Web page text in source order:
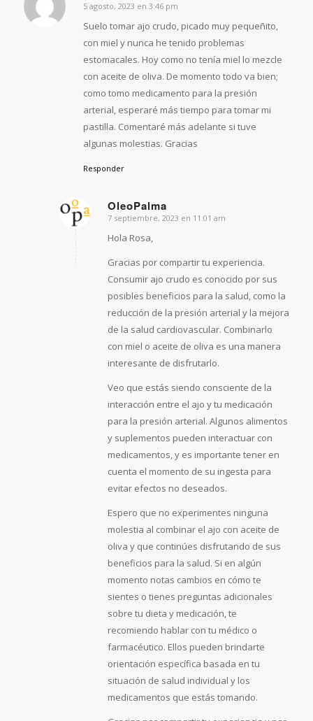
Dice:
5 agosto, 2023 en 3:46 pm
Suelo tomar ajo crudo, picado muy pequeñito,
con miel y nunca he tenido problemas
estomacales. Hoy como no tenía miel lo mezcle
con aceite de oliva. De momento todo va bien;
como tomo medicamento para la presión
arterial, esperaré más tiempo para tomar mi
pastilla. Comentaré más adelante si tuve
algunas molestias. Gracias
Responder
OleoPalma
Dice:
7 septiembre, 2023 en 11:01 am
Hola Rosa,
Gracias por compartir tu experiencia.
Consumir ajo crudo es conocido por sus
posibles beneficios para la salud, como la
reducción de la presión arterial y la mejora
de la salud cardiovascular. Combinarlo
con miel o aceite de oliva es una manera
interesante de disfrutarlo.
Veo que estás siendo consciente de la
interacción entre el ajo y tu medicación
para la presión arterial. Algunos alimentos
y suplementos pueden interactuar con
medicamentos, y es importante tener en
cuenta el momento de su ingesta para
evitar efectos no deseados.
Espero que no experimentes ninguna
molestia al combinar el ajo con aceite de
oliva y que continúes disfrutando de sus
beneficios para la salud. Si en algún
momento notas cambios en cómo te
sientes o tienes preguntas adicionales
sobre tu dieta y medicación, te
recomiendo hablar con tu médico o
farmacéutico. Ellos pueden brindarte
orientación específica basada en tu
situación de salud individual y los
medicamentos que estás tomando.